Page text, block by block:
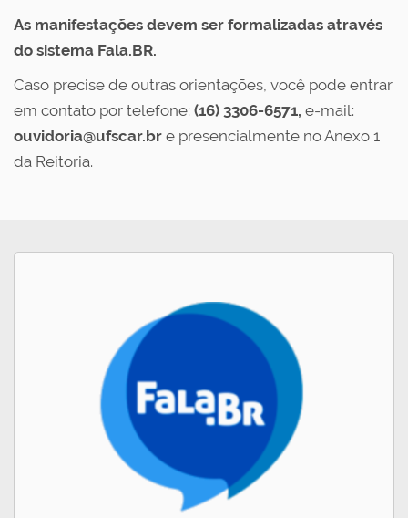
As manifestações devem ser formalizadas através
do sistema Fala.BR.
Caso precise de outras orientações, você pode entrar
em contato por telefone: (16) 3306-6571, e-mail:
ouvidoria@ufscar.br e presencialmente no Anexo 1
da Reitoria.